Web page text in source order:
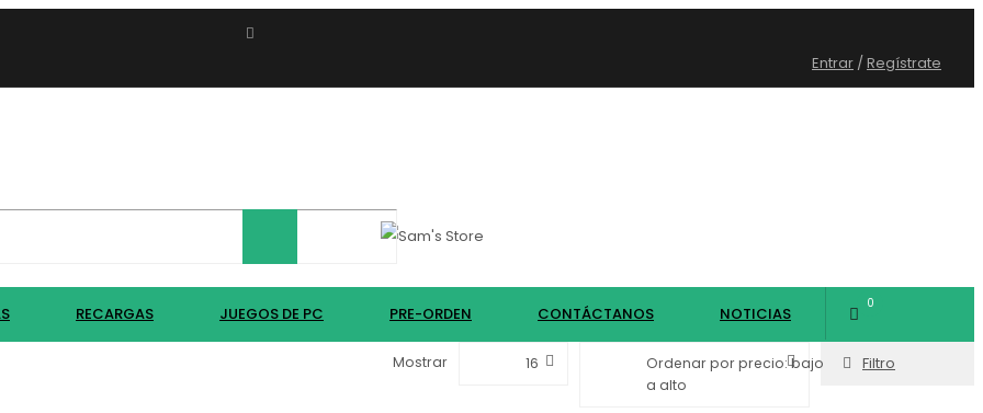
Entrar /Regístrate
RECARGAS JUEGOS DE PC PRE-ORDEN CONTÁCTANOS NOTICIAS
0
Filtro
Ordenar por precio: bajo
a alto
Mostrar 16